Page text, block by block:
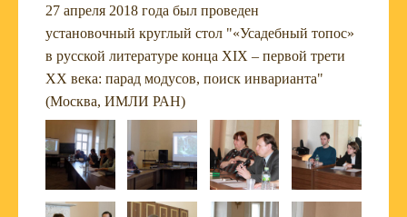
27 апреля 2018 года был проведен
установочный круглый стол "«Усадебный топос»
в русской литературе конца XIX – первой трети
XX века: парад модусов, поиск инварианта"
(Москва, ИМЛИ РАН)